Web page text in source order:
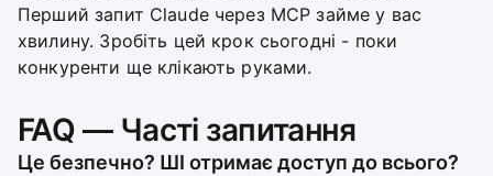
Перший запит Claude через MCP займе у вас
хвилину. Зробіть цей крок сьогодні - поки
конкуренти ще клікають руками.
FAQ — Часті запитання
Це безпечно? ШІ отримає доступ до всього?